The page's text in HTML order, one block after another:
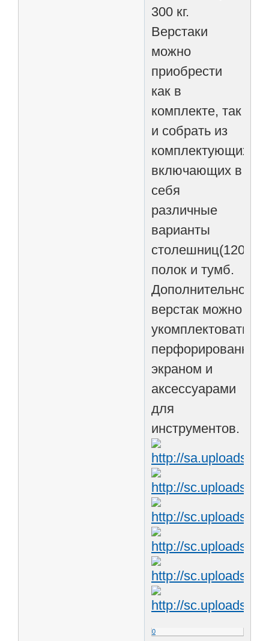
300 кг.
Верстаки
можно
приобрести
как в
комплекте, так
и собрать из
комплектующих,
включающих в
себя
различные
варианты
столешниц(1200/
полок и тумб.
Дополнительно
верстак можно
укомплектовать
перфорированным
экраном и
аксессуарами
для
инструментов.
0